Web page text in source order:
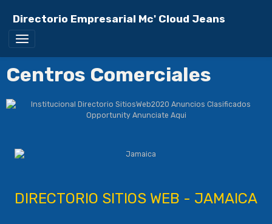
Directorio Empresarial Mc' Cloud Jeans
Centros Comerciales
DIRECTORIO SITIOS WEB - JAMAICA